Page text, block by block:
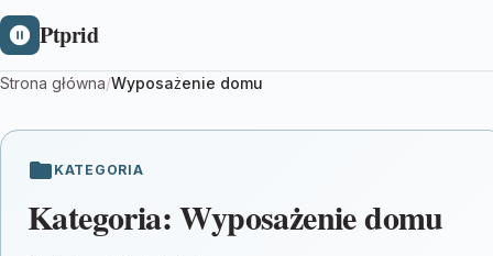
Ptprid
Strona główna/Wyposażenie domu
KATEGORIA
Kategoria:Wyposażenie domu